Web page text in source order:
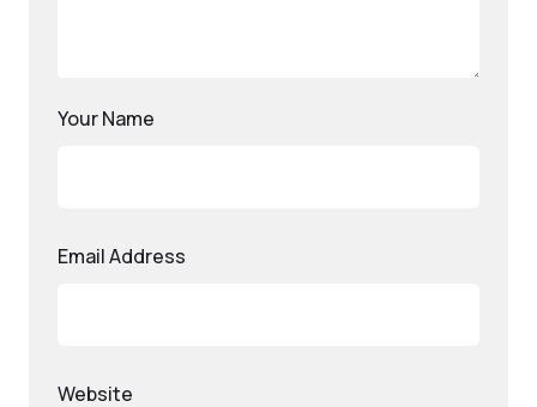
Your Name
Email Address
Website